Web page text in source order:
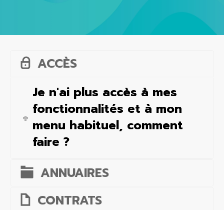
ACCÈS
Je n'ai plus accès à mes
fonctionnalités et à mon
menu habituel, comment
faire ?
ANNUAIRES
CONTRATS